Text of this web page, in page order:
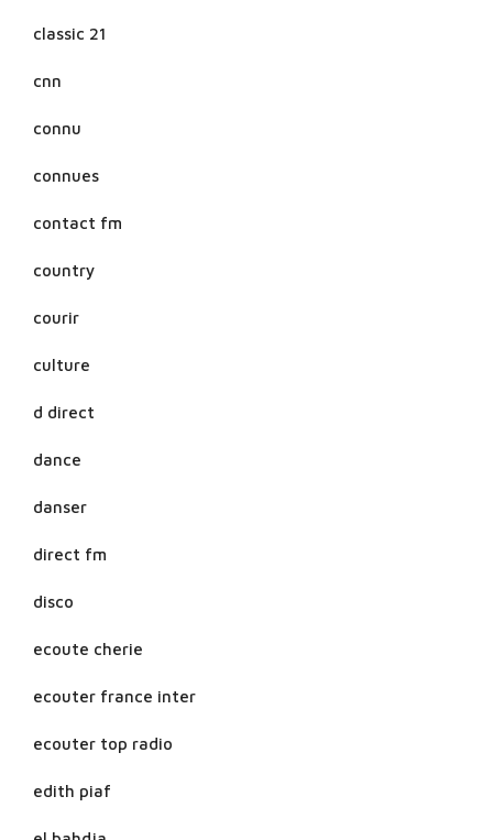
classic 21
cnn
connu
connues
contact fm
country
courir
culture
d direct
dance
danser
direct fm
disco
ecoute cherie
ecouter france inter
ecouter top radio
edith piaf